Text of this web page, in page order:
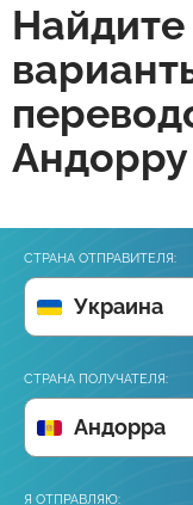
Андорру
СТРАНА ОТПРАВИТЕЛЯ:
Украина
СТРАНА ПОЛУЧАТЕЛЯ:
Андорра
Я ОТПРАВЛЯЮ: